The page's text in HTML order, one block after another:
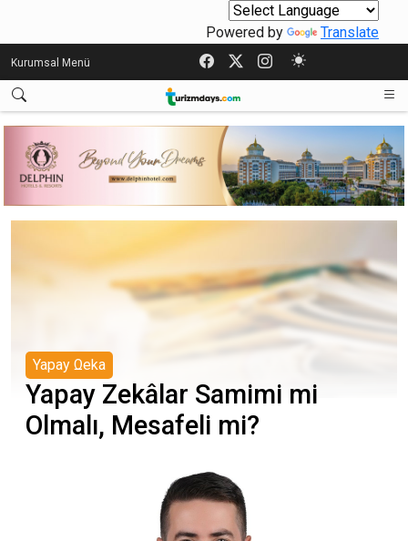
Powered by Translate
Kurumsal Menü
Yapay Ωeka
Yapay Zekâlar Samimi mi
Olmalı, Mesafeli mi?